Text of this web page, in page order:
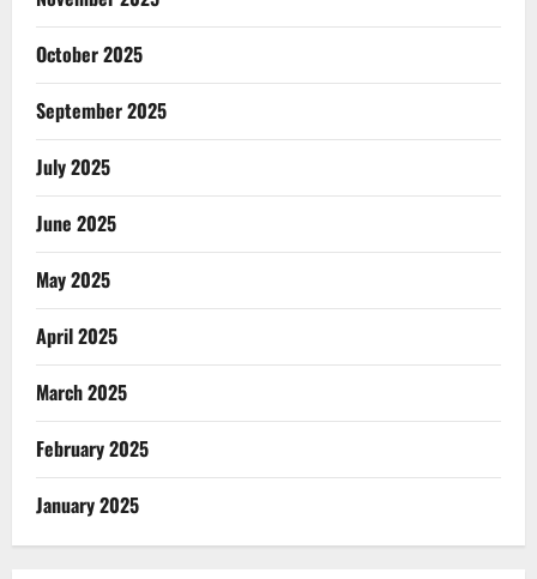
October 2025
September 2025
July 2025
June 2025
May 2025
April 2025
March 2025
February 2025
January 2025